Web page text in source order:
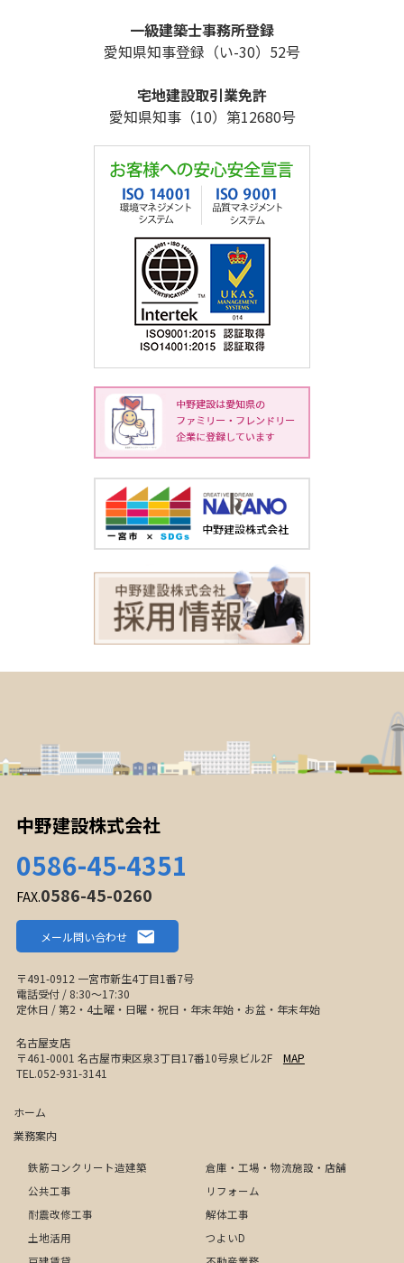
一級建築士事務所登録
愛知県知事登録（い-30）52号
宅地建設取引業免許
愛知県知事（10）第12680号
中野建設株式会社
0586-45-4351
FAX.0586-45-0260
メール問い合わせ
〒491-0912 一宮市新生4丁目1番7号
電話受付 / 8:30〜17:30
定休日 / 第2・4土曜・日曜・祝日・年末年始・お盆・年末年始
名古屋支店
〒461-0001 名古屋市東区泉3丁目17番10号泉ビル2F MAP
TEL.052-931-3141
ホーム
業務案内
鉄筋コンクリート造建築
倉庫・工場・物流施設・店舗
公共工事
リフォーム
耐震改修工事
解体工事
土地活用
つよいD